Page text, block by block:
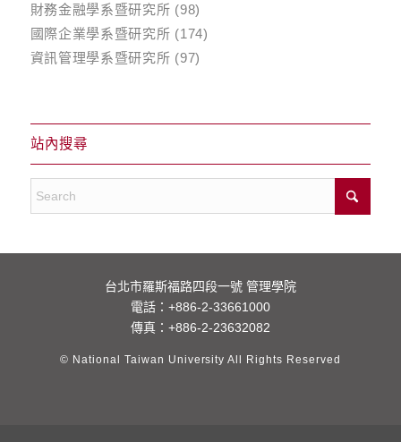
財務金融學系暨研究所 (98)
國際企業學系暨研究所 (174)
資訊管理學系暨研究所 (97)
站內搜尋
台北市羅斯福路四段一號 管理學院
電話： +886-2-33661000
傳真：+886-2-23632082
© National Taiwan University All Rights Reserved